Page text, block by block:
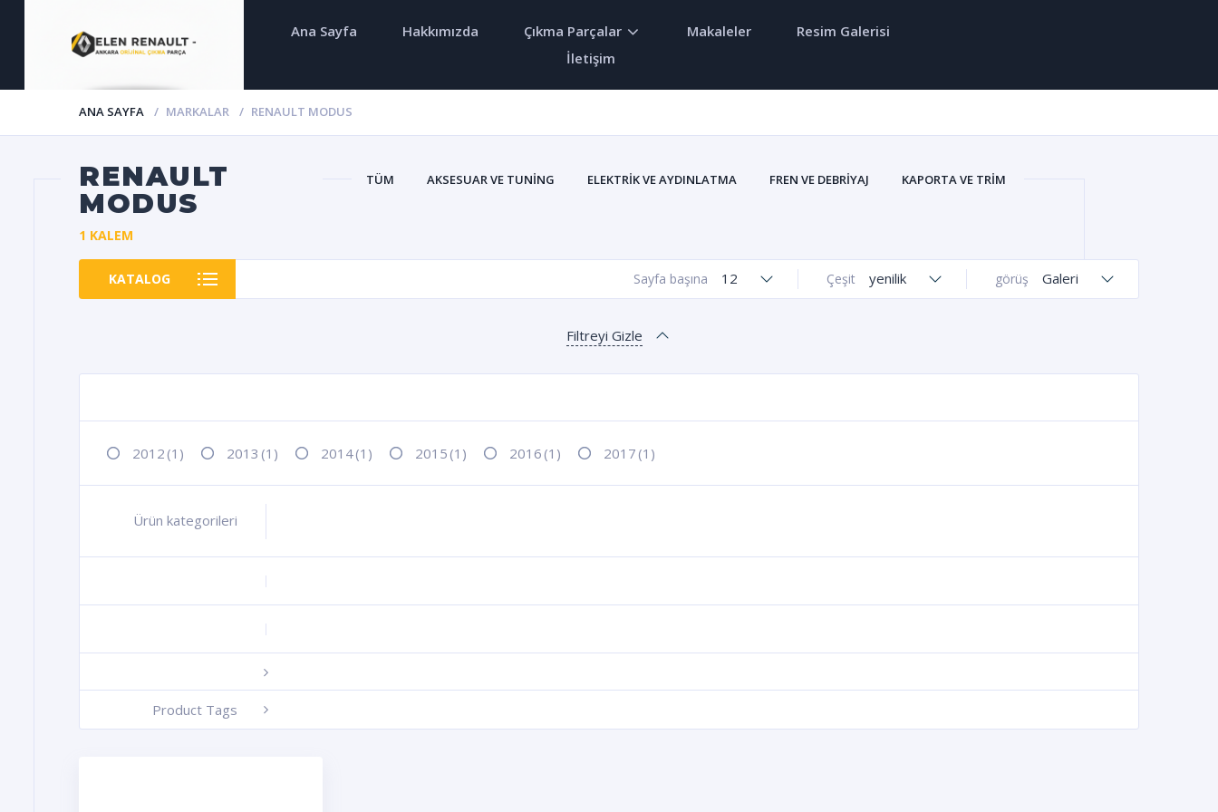
Ana Sayfa Hakkımızda Çıkma Parçalar Makaleler
Resim Galerisi
İletişim
ANA SAYFA MARKALAR RENAULT MODUS
RENAULT
MODUS
TÜM AKSESUAR VE TUNING ELEKTRIK VE AYDINLATMA FREN VE DEBRIYAJ
KAPORTA VE TRIM
1 KALEM
KATALOG görüş Galeri
Çeşit yenilik
Sayfa başına 12
Filtreyi Gizle
2012 (1) 2013 (1) 2014(1) 2015 (1) 2016 (1) 2017 (1)
Ürün kategorileri
+
Product Tags
-